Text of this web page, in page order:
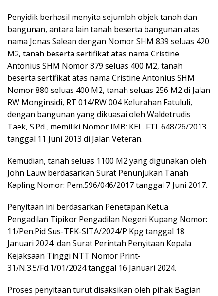
Penyidik berhasil menyita sejumlah objek tanah dan
bangunan, antara lain tanah beserta bangunan atas
nama Jonas Salean dengan Nomor SHM 839 seluas 420
M2, tanah beserta sertifikat atas nama Cristine
Antonius SHM Nomor 879 seluas 400 M2, tanah
beserta sertifikat atas nama Cristine Antonius SHM
Nomor 880 seluas 400 M2, tanah seluas 256 M2 di Jalan
RW Monginsidi, RT 014/RW 004 Kelurahan Fatululi,
dengan bangunan yang dikuasai oleh Waldetrudis
Taek, S.Pd., memiliki Nomor IMB: KEL. FTL.648/26/2013
tanggal 11 Juni 2013 di Jalan Veteran.
Kemudian, tanah seluas 1100 M2 yang digunakan oleh
John Lauw berdasarkan Surat Penunjukan Tanah
Kapling Nomor: Pem.596/046/2017 tanggal 7 Juni 2017.
Penyitaan ini berdasarkan Penetapan Ketua
Pengadilan Tipikor Pengadilan Negeri Kupang Nomor:
11/Pen.Pid Sus-TPK-SITA/2024/P Kpg tanggal 18
Januari 2024, dan Surat Perintah Penyitaan Kepala
Kejaksaan Tinggi NTT Nomor Print-
31/N.3.5/Fd.1/01/2024 tanggal 16 Januari 2024.
Proses penyitaan turut disaksikan oleh pihak Bagian